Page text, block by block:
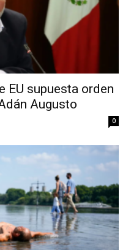
EU supuesta orden
Augusto
0